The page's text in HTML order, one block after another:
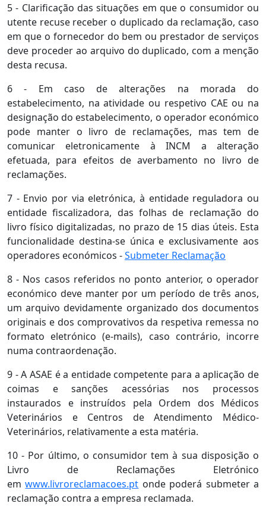
5 - Clarificação das situações em que o consumidor ou
utente recuse receber o duplicado da reclamação, caso
em que o fornecedor do bem ou prestador de serviços
deve proceder ao arquivo do duplicado, com a menção
desta recusa.
6 - Em caso de alterações na morada do
estabelecimento, na atividade ou respetivo CAE ou na
designação do estabelecimento, o operador económico
pode manter o livro de reclamações, mas tem de
comunicar eletronicamente à INCM a alteração
efetuada, para efeitos de averbamento no livro de
reclamações.
7 - Envio por via eletrónica, à entidade reguladora ou
entidade fiscalizadora, das folhas de reclamação do
livro físico digitalizadas, no prazo de 15 dias úteis. Esta
funcionalidade destina-se única e exclusivamente aos
operadores económicos -Submeter Reclamação
8 - Nos casos referidos no ponto anterior, o operador
económico deve manter por um período de três anos,
um arquivo devidamente organizado dos documentos
originais e dos comprovativos da respetiva remessa no
formato eletrónico (e-mails), caso contrário, incorre
numa contraordenação.
9 - A ASAE é a entidade competente para a aplicação de
coimas e sanções acessórias nos processos
instaurados e instruídos pela Ordem dos Médicos
Veterinários e Centros de Atendimento Médico-
Veterinários, relativamente a esta matéria.
10 - Por último, o consumidor tem à sua disposição o
Livro de Reclamações Eletrónico
emwww.livroreclamacoes.pt onde poderá submeter a
reclamação contra a empresa reclamada.